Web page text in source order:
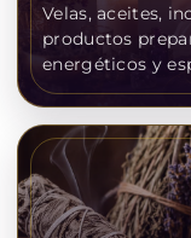
Velas, aceites,
productos
energéticos y